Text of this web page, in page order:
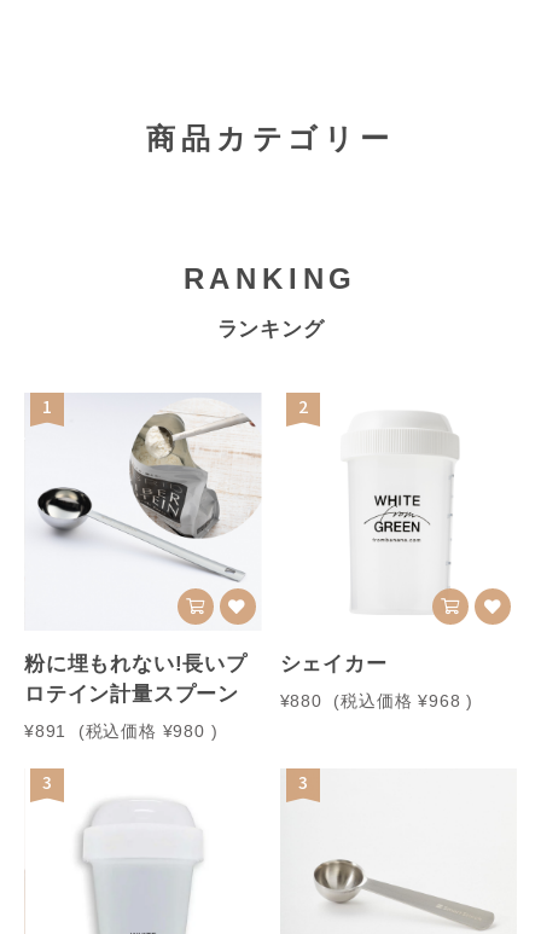
商品カテゴリー
RANKING
ランキング
1
粉に埋もれない!長いプ
ロテイン計量スプーン
¥891 (税込価格 ¥980 )
2
シェイカー
¥880 (税込価格 ¥968 )
3 3